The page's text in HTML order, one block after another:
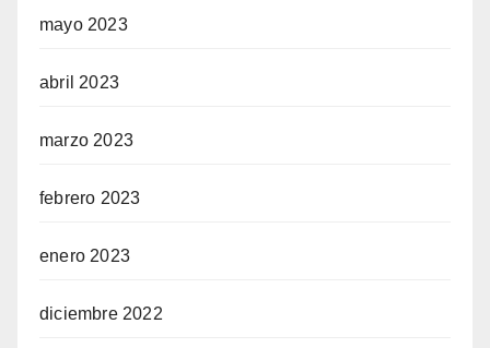
mayo 2023
abril 2023
marzo 2023
febrero 2023
enero 2023
diciembre 2022